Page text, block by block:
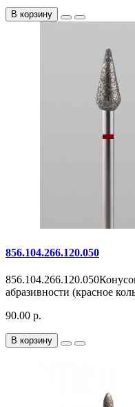
В корзину
856.104.266.120.050
абразивности (красное
90.00 р.
В корзину